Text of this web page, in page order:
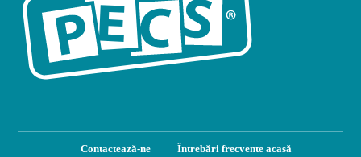
Contactează-ne Întrebări frecvente acasă